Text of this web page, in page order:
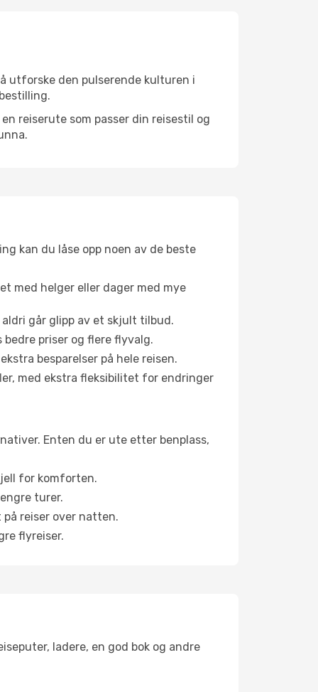
utforske den pulserende kulturen i
reiserute som passer din reisestil og
kan du låse opp noen av de beste
med helger eller dager med mye
går glipp av et skjult tilbud.
priser og flere flyvalg.
besparelser på hele reisen.
med ekstra fleksibilitet for endringer
Enten du er ute etter benplass,
for komforten.
turer.
reiser over natten.
flyreiser.
ladere, en god bok og andre